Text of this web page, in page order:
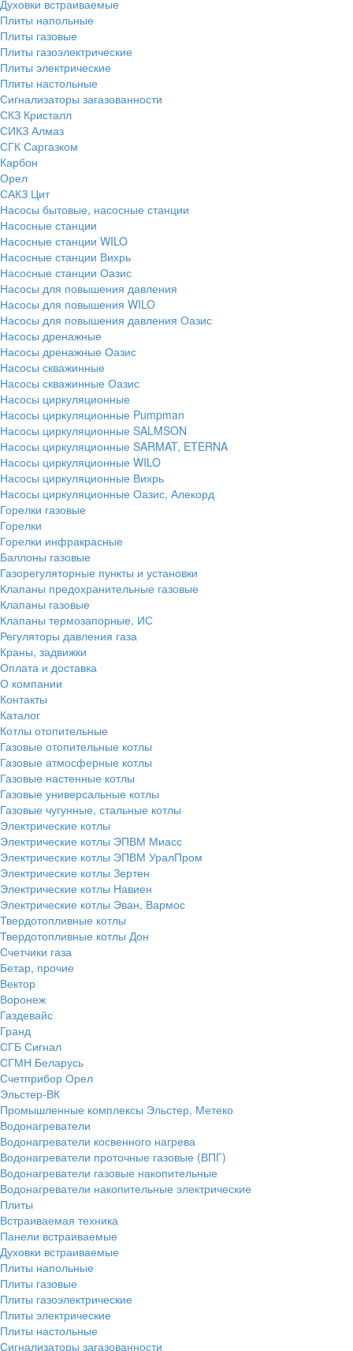
Духовки встраиваемые
Плиты напольные
Плиты газовые
Плиты газоэлектрические
Плиты электрические
Плиты настольные
Сигнализаторы загазованности
СКЗ Кристалл
СИКЗ Алмаз
СГК Саргазком
Карбон
Орел
САКЗ Цит
Насосы бытовые, насосные станции
Насосные станции
Насосные станции WILO
Насосные станции Вихрь
Насосные станции Оазис
Насосы для повышения давления
Насосы для повышения WILO
Насосы для повышения давления Оазис
Насосы дренажные
Насосы дренажные Оазис
Насосы скважинные
Насосы скважинные Оазис
Насосы циркуляционные
Насосы циркуляционные Pumpman
Насосы циркуляционные SALMSON
Насосы циркуляционные SARMAT, ETERNA
Насосы циркуляционные WILO
Насосы циркуляционные Вихрь
Насосы циркуляционные Оазис, Алекорд
Горелки газовые
Горелки
Горелки инфракрасные
Баллоны газовые
Газорегуляторные пункты и установки
Клапаны предохранительные газовые
Клапаны газовые
Клапаны термозапорные, ИС
Регуляторы давления газа
Краны, задвижки
Оплата и доставка
О компании
Контакты
Каталог
Котлы отопительные
Газовые отопительные котлы
Газовые атмосферные котлы
Газовые настенные котлы
Газовые универсальные котлы
Газовые чугунные, стальные котлы
Электрические котлы
Электрические котлы ЭПВМ Миасс
Электрические котлы ЭПВМ УралПром
Электрические котлы Зертен
Электрические котлы Навиен
Электрические котлы Эван, Вармос
Твердотопливные котлы
Твердотопливные котлы Дон
Счетчики газа
Бетар, прочие
Вектор
Воронеж
Газдевайс
Гранд
СГБ Сигнал
СГМН Беларусь
Счетприбор Орел
Эльстер-ВК
Промышленные комплексы Эльстер, Метеко
Водонагреватели
Водонагреватели косвенного нагрева
Водонагреватели проточные газовые (ВПГ)
Водонагреватели газовые накопительные
Водонагреватели накопительные электрические
Плиты
Встраиваемая техника
Панели встраиваемые
Духовки встраиваемые
Плиты напольные
Плиты газовые
Плиты газоэлектрические
Плиты электрические
Плиты настольные
Сигнализаторы загазованности